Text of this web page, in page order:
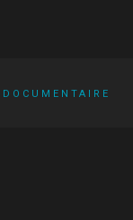
DOCUMENTAIRE